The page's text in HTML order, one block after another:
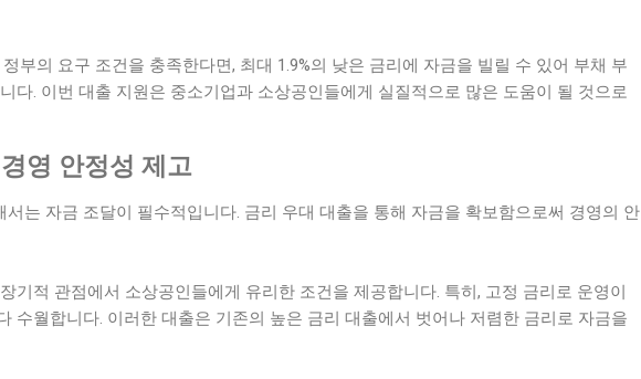
부의 요구 조건을 충족한다면, 최대 1.9%의 낮은 금리에 자금을 빌릴 수 있어 부채 부
다. 이번 대출 지원은 중소기업과 소상공인들에게 실질적으로 많은 도움이 될 것으로
영 안정성 제고
는 자금 조달이 필수적입니다. 금리 우대 대출을 통해 자금을 확보함으로써 경영의 안
기적 관점에서 소상공인들에게 유리한 조건을 제공합니다. 특히, 고정 금리로 운영이
수월합니다. 이러한 대출은 기존의 높은 금리 대출에서 벗어나 저렴한 금리로 자금을